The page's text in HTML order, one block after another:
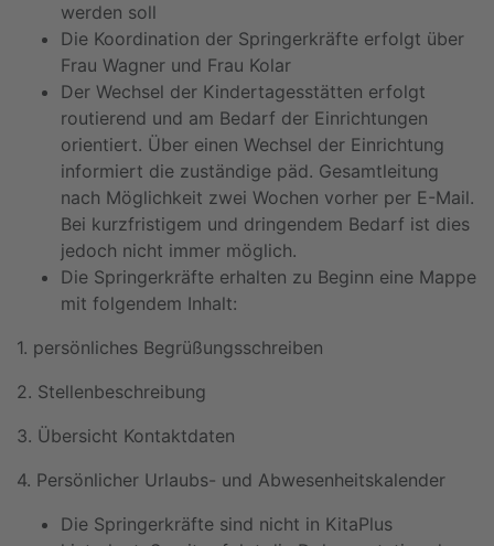
werden soll
Die Koordination der Springerkräfte erfolgt über
Frau Wagner und Frau Kolar
Der Wechsel der Kindertagesstätten erfolgt
routierend und am Bedarf der Einrichtungen
orientiert. Über einen Wechsel der Einrichtung
informiert die zuständige päd. Gesamtleitung
nach Möglichkeit zwei Wochen vorher per E-Mail.
Bei kurzfristigem und dringendem Bedarf ist dies
jedoch nicht immer möglich.
Die Springerkräfte erhalten zu Beginn eine Mappe
mit folgendem Inhalt:
1. persönliches Begrüßungsschreiben
2. Stellenbeschreibung
3. Übersicht Kontaktdaten
4. Persönlicher Urlaubs- und Abwesenheitskalender
Die Springerkräfte sind nicht in KitaPlus